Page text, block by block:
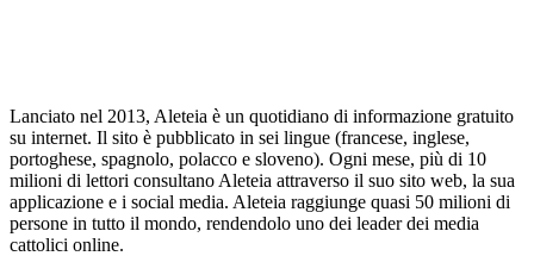
Lanciato nel 2013, Aleteia è un quotidiano di informazione gratuito
su internet. Il sito è pubblicato in sei lingue (francese, inglese,
portoghese, spagnolo, polacco e sloveno). Ogni mese, più di 10
milioni di lettori consultano Aleteia attraverso il suo sito web, la sua
applicazione e i social media. Aleteia raggiunge quasi 50 milioni di
persone in tutto il mondo, rendendolo uno dei leader dei media
cattolici online.